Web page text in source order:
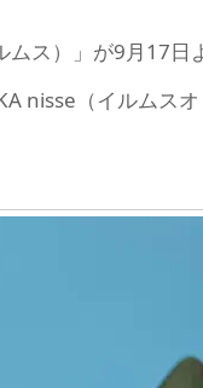
ス）」が9月17日
nisse（イルムス